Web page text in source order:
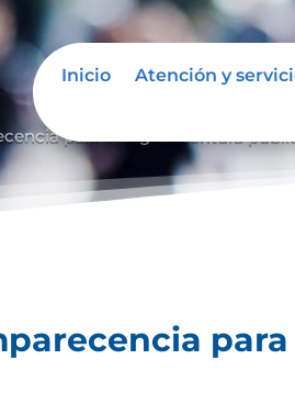
Inicio Atención y
para otorgar escritura